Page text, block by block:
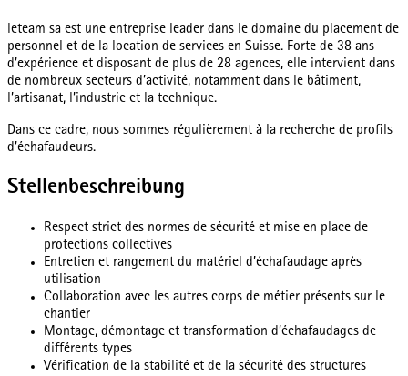
leteam sa est une entreprise leader dans le domaine du placement de
personnel et de la location de services en Suisse. Forte de 38 ans
d’expérience et disposant de plus de 28 agences, elle intervient dans
de nombreux secteurs d’activité, notamment dans le bâtiment,
l’artisanat, l’industrie et la technique.
Dans ce cadre, nous sommes régulièrement à la recherche de profils
d’échafaudeurs.
Stellenbeschreibung
Respect strict des normes de sécurité et mise en place de
protections collectives
Entretien et rangement du matériel d’échafaudage après
utilisation
Collaboration avec les autres corps de métier présents sur le
chantier
Montage, démontage et transformation d’échafaudages de
différents types
Vérification de la stabilité et de la sécurité des structures